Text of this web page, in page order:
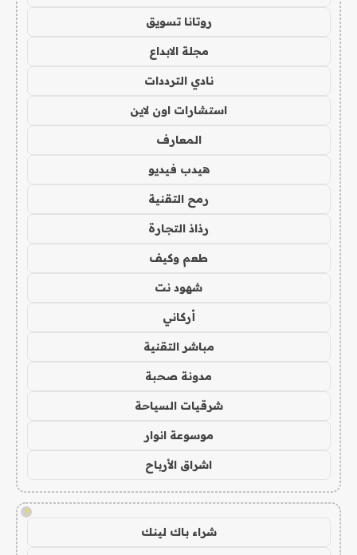
روتانا تسويق
مجلة الابداع
نادي الترددات
استشارات اون لاين
المعارف
هيدب فيديو
رمح التقنية
رذاذ التجارة
طعم وكيف
شهود نت
أركاني
مباشر التقنية
مدونة صحبة
شرقيات السياحة
موسوعة انوار
اشراق الأرباح
!
شراء باك لينك